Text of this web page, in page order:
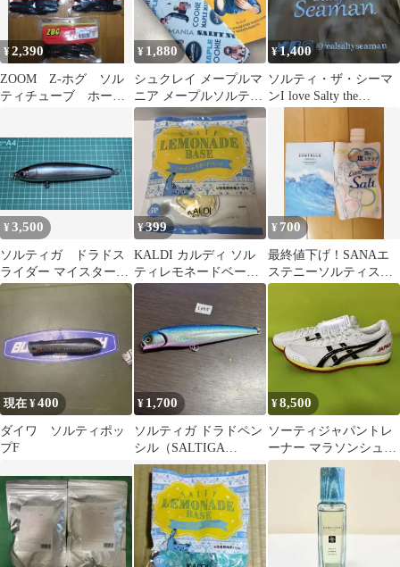
¥2,390
ZOOM Z-ホグ ソル
ティチューブ ホーニ
¥ 1,880
シュクレイ メープルマ
ニア メープルソルティ
ナッツクッキー 9枚入
¥1,400
ソルティ・ザ・シーマ
ンI love Salty the
¥3,500
ソルティガ ドラドス
ライダー マイスターエ
ディション
¥399
KALDI カルディ ソル
ティレモネードベース
5個入
¥ 700
最終値下げ！SANAエ
ステニーソルティスク
ラブとCENTELLAシー
現在 ¥400
ダイワ ソルティポッ
プF
¥ 1,700
ソルティガ ドラドペン
シル（SALTIGA
DORADO PENCIL）
140F
¥8,500
ソーティジャパントレ
ーナー マラソンシュー
ズ 24.5cm